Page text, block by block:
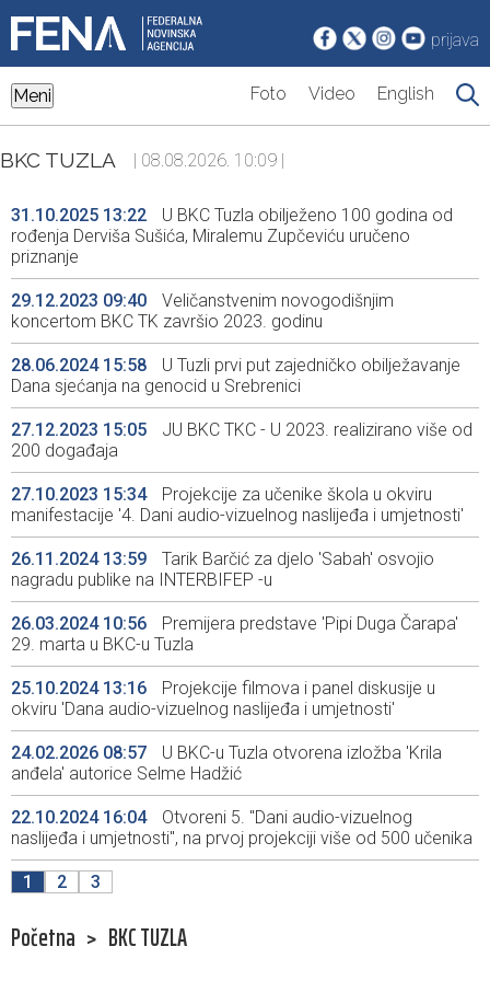
prijava
Meni Foto Video English
BKC TUZLA | 08.08.2026. 10:09 |
31.10.2025 13:22
U BKC Tuzla obilježeno 100 godina od
rođenja Derviša Sušića, Miralemu Zupčeviću uručeno
priznanje
29.12.2023 09:40
Veličanstvenim novogodišnjim
koncertom BKC TK završio 2023. godinu
28.06.2024 15:58
U Tuzli prvi put zajedničko obilježavanje
Dana sjećanja na genocid u Srebrenici
27.12.2023 15:05
JU BKC TKC - U 2023. realizirano više od
200 događaja
27.10.2023 15:34
Projekcije za učenike škola u okviru
manifestacije '4. Dani audio-vizuelnog naslijeđa i umjetnosti'
26.11.2024 13:59
Tarik Barčić za djelo 'Sabah' osvojio
nagradu publike na INTERBIFEP -u
26.03.2024 10:56
Premijera predstave 'Pipi Duga Čarapa'
29. marta u BKC-u Tuzla
25.10.2024 13:16
Projekcije filmova i panel diskusije u
okviru 'Dana audio-vizuelnog naslijeđa i umjetnosti'
24.02.2026 08:57
U BKC-u Tuzla otvorena izložba 'Krila
anđela' autorice Selme Hadžić
22.10.2024 16:04
Otvoreni 5. "Dani audio-vizuelnog
naslijeđa i umjetnosti", na prvoj projekciji više od 500 učenika
1 2 3
Početna > BKC TUZLA